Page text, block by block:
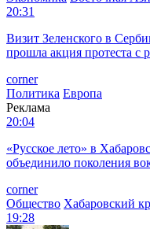
20:31
Визит Зеленского в
прошла акция протеста с
corner
Политика Европа
Реклама
20:04
«Русское лето» в
объединило поколения
corner
Общество Хабаровский
19:28